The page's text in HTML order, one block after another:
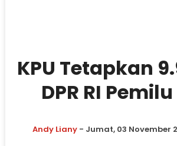
KPU Tetapkan
DPR RI
Andy Liany - Jumat, 03 November